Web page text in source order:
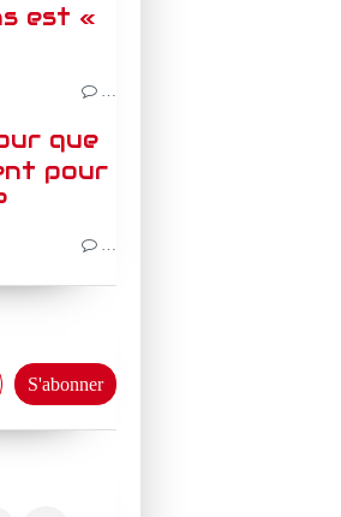
est «
…
que
pour
…